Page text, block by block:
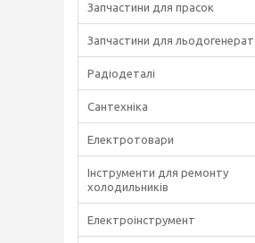
Запчастини для прасок
Запчастини для
Радіодеталі
Сантехніка
Електротовари
Інструменти для ремонту
холодильників
Електроінструмент